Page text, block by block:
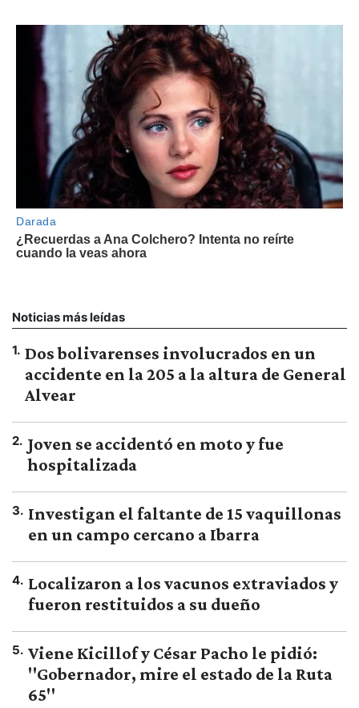
Noticias más leídas
1. Dos bolivarenses involucrados en un
accidente en la 205 a la altura de General
Alvear
2. Joven se accidentó en moto y fue
hospitalizada
3. Investigan el faltante de 15 vaquillonas
en un campo cercano a Ibarra
4. Localizaron a los vacunos extraviados y
fueron restituidos a su dueño
5. Viene Kicillof y César Pacho le pidió:
"Gobernador, mire el estado de la Ruta
65"